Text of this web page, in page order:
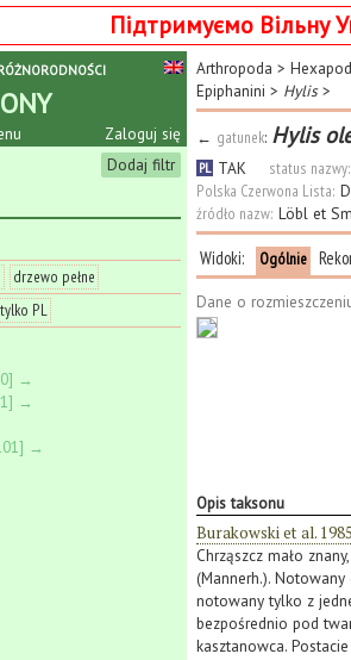
Підтримуємо Вільну
Zaloguj się
Dodaj filtr
drzewo pełne
tylko PL
→
→
→
Arthropoda >
Epiphanini > Hylis>
← gatunek: Hylis
PL TAK
status nazwy:
Polska Czerwona Lista:
źródło nazw: Löbl et
Widoki: Ogólnie
Dane o
Opis taksonu
Burakowski et al.
Chrząszcz mało
(Mannerh.).
notowany tylko z
bezpośrednio pod
kasztanowca.